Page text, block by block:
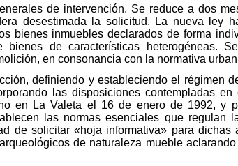
de intervención. Se reduce a dos
desestimada la solicitud. La nueva ley
bienes inmuebles declarados de forma
de características heterogéneas.
en consonancia con la normativa
definiendo y estableciendo el régimen
las disposiciones contempladas
en La Valeta el 16 de enero de 1992, y
las normas esenciales que regulan
de solicitar «hoja informativa» para dichas
de naturaleza mueble